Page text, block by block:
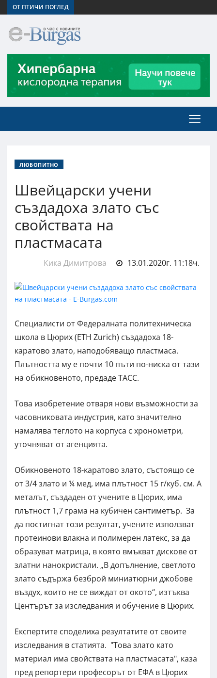
ОТ ПТИЧИ ПОГЛЕД
ЛЮБОПИТНО
Швейцарски учени
създадоха злато със
свойствата на
пластмасата
Кика Димитрова 13.01.2020г. 11:18ч.
Специалисти от Федералната политехническа
школа в Цюрих (ETH Zurich) създадоха 18-
каратово злато, наподобяващо пластмаса.
Плътността му е почти 10 пъти по-ниска от тази
на обикновеното, предаде ТАСС.
Това изобретение отваря нови възможности за
часовниковата индустрия, като значително
намалява теглото на корпуса с хронометри,
уточняват от агенцията.
Обикновеното 18-каратово злато, състоящо се
от 3/4 злато и ¼ мед, има плътност 15 г/куб. см. А
металът, създаден от учените в Цюрих, има
плътност 1,7 грама на кубичен сантиметър. За
да постигнат този резултат, учените използват
протеинови влакна и полимерен латекс, за да
образуват матрица, в която вмъкват дискове от
златни нанокристали. „В допълнение, светлото
злато съдържа безброй миниатюрни джобове
въздух, които не се виждат от окото“, изтъква
Центърът за изследвания и обучение в Цюрих.
Експертите споделиха резултатите от своите
изследвания в статията. "Това злато като
материал има свойствата на пластмасата", каза
пред репортери професорът от ЕФА в Цюрих